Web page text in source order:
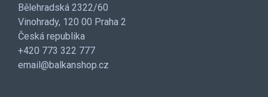
Bělehradská 2322/60
Vinohrady, 120 00 Praha 2
Česká republika
+420 773 322 777
email@balkanshop.cz